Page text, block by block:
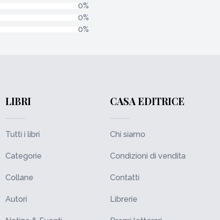
0%
0%
0%
LIBRI
Tutti i libri
Categorie
Collane
Autori
CASA EDITRICE
Chi siamo
Condizioni di vendita
Contatti
Librerie